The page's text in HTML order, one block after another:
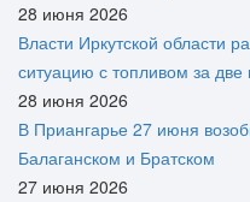
28 июня 2026
Власти Иркутской области
ситуацию с топливом за две
28 июня 2026
В Приангарье 27 июня
Балаганском и Братском
27 июня 2026